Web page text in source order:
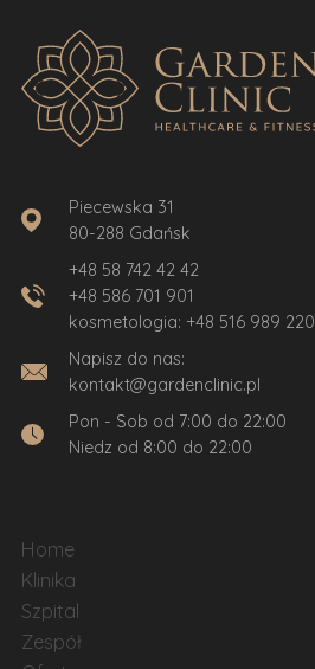
Piecewska 31
80-288 Gdańsk
+48 58 742 42 42
+48 586 701 901
kosmetologia: +48 516 989 220
Napisz do nas:
kontakt@gardenclinic.pl
Pon - Sob od 7:00 do 22:00
Niedz od 8:00 do 22:00
Home
Klinika
Szpital
Zespół